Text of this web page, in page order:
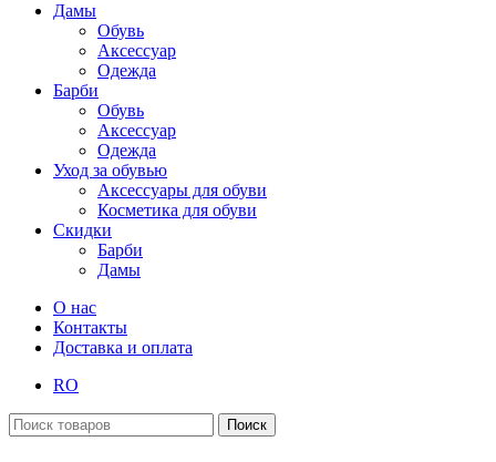
Дамы
Обувь
Аксессуар
Одежда
Барби
Обувь
Аксессуар
Одежда
Уход за обувью
Аксессуары для обуви
Косметика для обуви
Скидки
Барби
Дамы
О нас
Контакты
Доставка и оплата
RO
Поиск